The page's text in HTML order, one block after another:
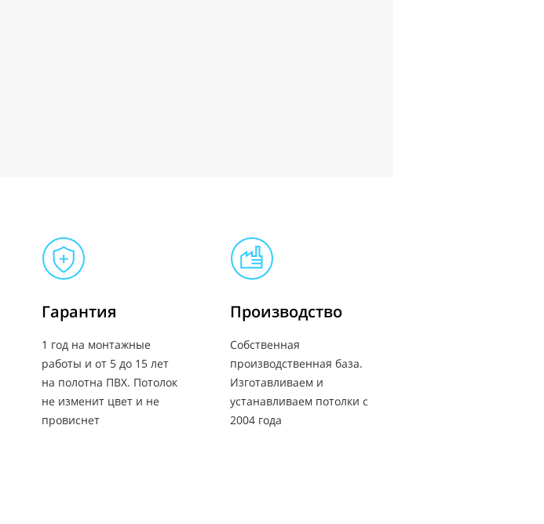
Гарантия
1 год на монтажные
работы и от 5 до 15 лет
на полотна ПВХ. Потолок
не изменит цвет и не
провиснет
Производство
Собственная
производственная база.
Изготавливаем и
устанавливаем потолки с
2004 года